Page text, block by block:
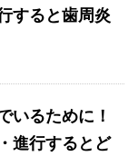
すると歯周炎
いるために！
進行するとど